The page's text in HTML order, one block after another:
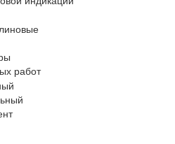
работ